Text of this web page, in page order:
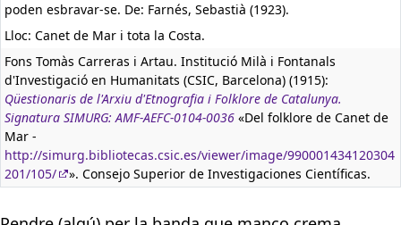
poden esbravar-se. De: Farnés, Sebastià (1923).
Lloc: Canet de Mar i tota la Costa.
Fons Tomàs Carreras i Artau. Institució Milà i Fontanals
d'Investigació en Humanitats (CSIC, Barcelona) (1915):
Qüestionaris de l'Arxiu d'Etnografia i Folklore de Catalunya.
Signatura SIMURG: AMF-AEFC-0104-0036 «Del folklore de Canet de
Mar -
http://simurg.bibliotecas.csic.es/viewer/image/990001434120304
201/105/
». Consejo Superior de Investigaciones Científicas.